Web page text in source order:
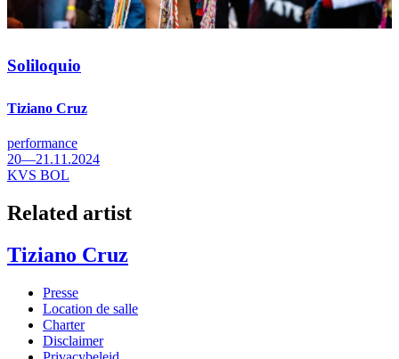
Soliloquio
Tiziano Cruz
performance
20—21.11.2024
KVS BOL
Related artist
Tiziano Cruz
Footer
Presse
Location de salle
Charter
Disclaimer